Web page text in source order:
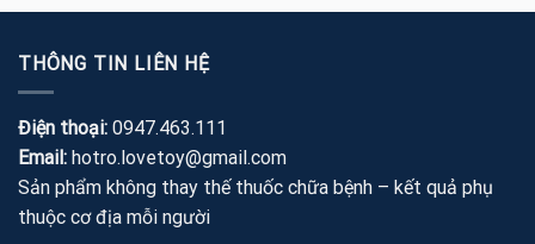
là:
tại
THÔNG TIN LIÊN HỆ
Điện thoại: 0947.463.111
Email: hotro.lovetoy@gmail.com
Sản phẩm không thay thế thuốc chữa bệnh – kết quả phụ
thuộc cơ địa mỗi người